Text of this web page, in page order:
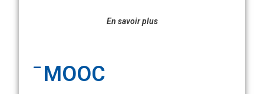
En savoir plus
MOOC